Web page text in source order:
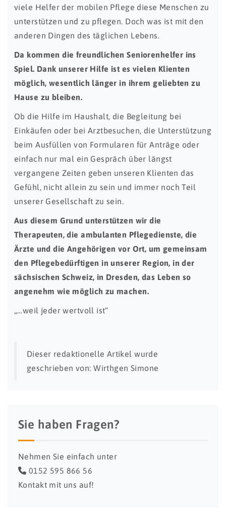
viele Helfer der mobilen Pflege diese Menschen zu
unterstützen und zu pflegen. Doch was ist mit den
anderen Dingen des täglichen Lebens.
Da kommen die freundlichen Seniorenhelfer ins
Spiel. Dank unserer Hilfe ist es vielen Klienten
möglich, wesentlich länger in ihrem geliebten zu
Hause zu bleiben.
Ob die Hilfe im Haushalt, die Begleitung bei
Einkäufen oder bei Arztbesuchen, die Unterstützung
beim Ausfüllen von Formularen für Anträge oder
einfach nur mal ein Gespräch über längst
vergangene Zeiten geben unseren Klienten das
Gefühl, nicht allein zu sein und immer noch Teil
unserer Gesellschaft zu sein.
Aus diesem Grund unterstützen wir die
Therapeuten, die ambulanten Pflegedienste, die
Ärzte und die Angehörigen vor Ort, um gemeinsam
den Pflegebedürftigen in unserer Region, in der
sächsischen Schweiz, in Dresden, das Leben so
angenehm wie möglich zu machen.
„…weil jeder wertvoll ist“
Dieser redaktionelle Artikel wurde
geschrieben von: Wirthgen Simone
Sie haben Fragen?
Nehmen Sie einfach unter
0152 595 866 56
Kontakt mit uns auf!